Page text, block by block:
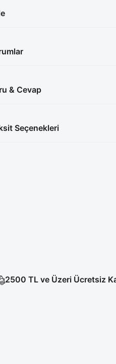
& Cevap
Seçenekleri
2500 TL ve Üzeri Ücretsiz